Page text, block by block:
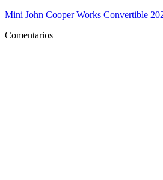
Mini John Cooper Works Convertible
Comentarios